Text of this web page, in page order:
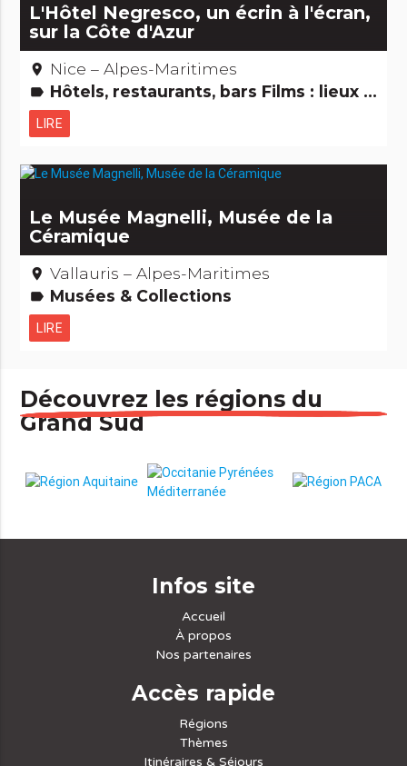
L'Hôtel Negresco, un écrin à l'écran,
sur la Côte d'Azur
place Nice – Alpes-Maritimes
label Hôtels, restaurants, bars Films : lieux de tournage Edifices remarquables
LIRE
Le Musée Magnelli, Musée de la
Céramique
place Vallauris – Alpes-Maritimes
label Musées & Collections
LIRE
Découvrez les régions du
Grand Sud
Infos site
Accueil
À propos
Nos partenaires
Accès rapide
Régions
Thèmes
Itinéraires & Séjours